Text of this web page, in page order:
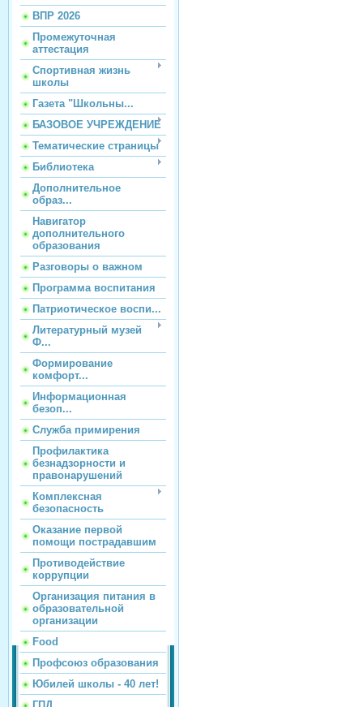
ВПР 2026
Промежуточная
аттестация
Спортивная жизнь
школы
Газета "Школьны...
БАЗОВОЕ УЧРЕЖДЕНИЕ
Тематические страницы
Библиотека
Дополнительное
образ...
Навигатор
дополнительного
образования
Разговоры о важном
Программа воспитания
Патриотическое воспи...
Литературный музей
Ф...
Формирование
комфорт...
Информационная
безоп...
Служба примирения
Профилактика
безнадзорности и
правонарушений
Комплексная
безопасность
Оказание первой
помощи пострадавшим
Противодействие
коррупции
Организация питания в
образовательной
организации
Food
Профсоюз образования
Юбилей школы - 40 лет!